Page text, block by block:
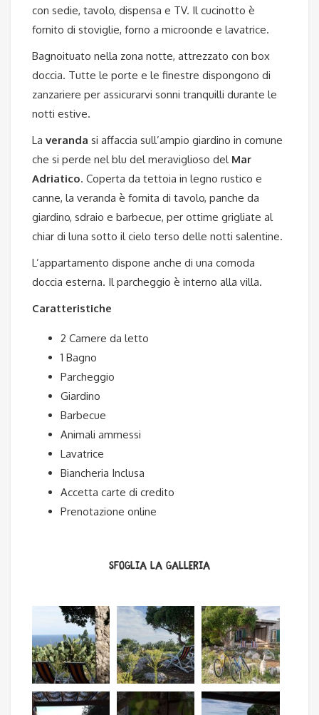
con sedie, tavolo, dispensa e TV. Il cucinotto è
fornito di stoviglie, forno a microonde e lavatrice.
Bagnoituato nella zona notte, attrezzato con box
doccia. Tutte le porte e le finestre dispongono di
zanzariere per assicurarvi sonni tranquilli durante le
notti estive.
La veranda si affaccia sull’ampio giardino in comune
che si perde nel blu del meraviglioso del Mar
Adriatico. Coperta da tettoia in legno rustico e
canne, la veranda è fornita di tavolo, panche da
giardino, sdraio e barbecue, per ottime grigliate al
chiar di luna sotto il cielo terso delle notti salentine.
L’appartamento dispone anche di una comoda
doccia esterna. Il parcheggio è interno alla villa.
Caratteristiche
2 Camere da letto
1 Bagno
Parcheggio
Giardino
Barbecue
Animali ammessi
Lavatrice
Biancheria Inclusa
Accetta carte di credito
Prenotazione online
Sfoglia la Galleria